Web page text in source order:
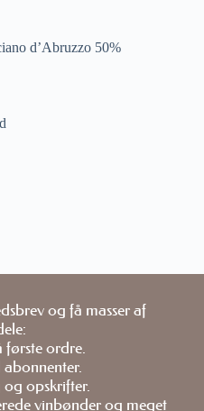
d’Abruzzo 50%
og få masser af
første ordre.
opskrifter.
vinbønder og meget